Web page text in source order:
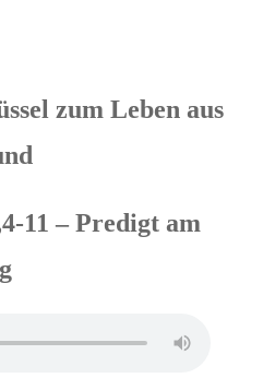
zum Leben aus
11 – Predigt am